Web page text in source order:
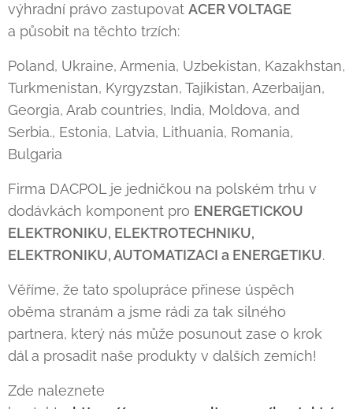
výhradní právo zastupovat ACER VOLTAGE
a působit na těchto trzích:
Poland, Ukraine, Armenia, Uzbekistan, Kazakhstan,
Turkmenistan, Kyrgyzstan, Tajikistan, Azerbaijan,
Georgia, Arab countries, India, Moldova, and
Serbia., Estonia, Latvia, Lithuania, Romania,
Bulgaria
Firma DACPOL je jedničkou na polském trhu v
dodávkách komponent pro ENERGETICKOU
ELEKTRONIKU, ELEKTROTECHNIKU,
ELEKTRONIKU, AUTOMATIZACI a ENERGETIKU.
Věříme, že tato spolupráce přinese úspěch
oběma stranám a jsme rádi za tak silného
partnera, který nás může posunout zase o krok
dál a prosadit naše produkty v dalších zemích!
Zde naleznete